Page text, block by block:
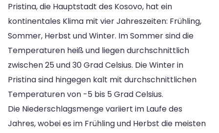
Pristina, die Hauptstadt des Kosovo, hat ein
kontinentales Klima mit vier Jahreszeiten: Frühling,
Sommer, Herbst und Winter. Im Sommer sind die
Temperaturen heiß und liegen durchschnittlich
zwischen 25 und 30 Grad Celsius. Die Winter in
Pristina sind hingegen kalt mit durchschnittlichen
Temperaturen von -5 bis 5 Grad Celsius.
Die Niederschlagsmenge variiert im Laufe des
Jahres, wobei es im Frühling und Herbst die meisten